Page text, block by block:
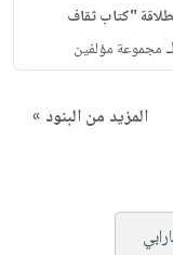
"كتاب ثقاف
لـ مجموعة مؤلفين
المزيد من البنود »